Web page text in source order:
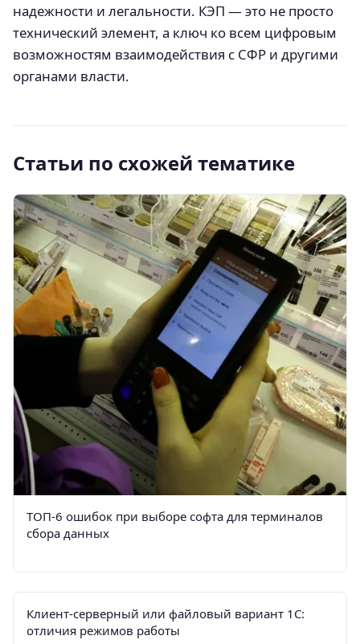
надежности и легальности. КЭП — это не просто
технический элемент, а ключ ко всем цифровым
возможностям взаимодействия с СФР и другими
органами власти.
Статьи по схожей тематике
ТОП-6 ошибок при выборе софта для терминалов
сбора данных
Клиент-серверный или файловый вариант 1С:
отличия режимов работы